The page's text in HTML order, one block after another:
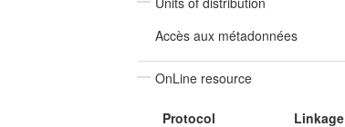
Accès aux métadonnées
OnLine resource
Protocol Linkage